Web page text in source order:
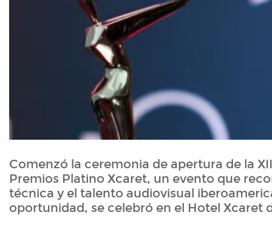
Comenzó la ceremonia de apertura de la
Premios Platino Xcaret, un evento que
técnica y el talento audiovisual
oportunidad, se celebró en el Hotel Xcaret